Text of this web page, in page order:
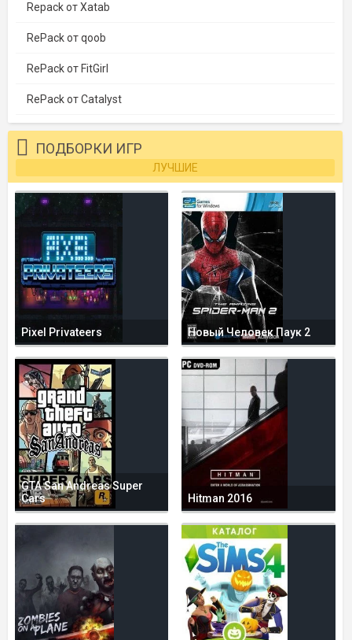
Repack от Xatab
RePack от qoob
RePack от FitGirl
RePack от Catalyst
ПОДБОРКИ ИГР
ЛУЧШИЕ
Pixel Privateers Новый Человек Паук 2
GTA San Andreas Super
Cars
Hitman 2016